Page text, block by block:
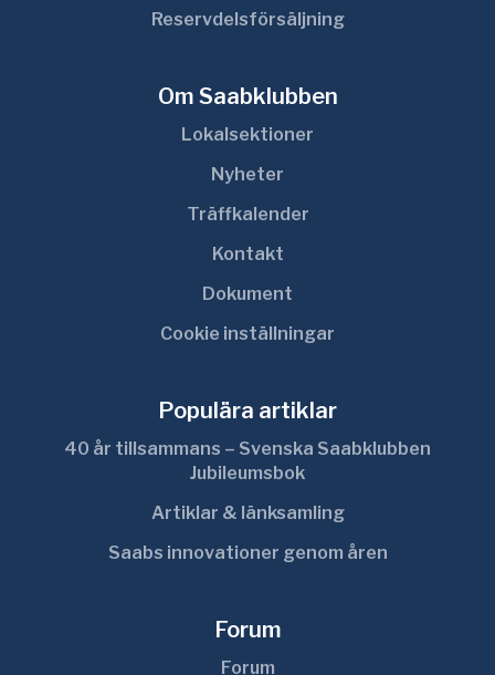
Reservdelsförsäljning
Om Saabklubben
Lokalsektioner
Nyheter
Träffkalender
Kontakt
Dokument
Cookie inställningar
Populära artiklar
40 år tillsammans – Svenska Saabklubben
Jubileumsbok
Artiklar & länksamling
Saabs innovationer genom åren
Forum
Forum